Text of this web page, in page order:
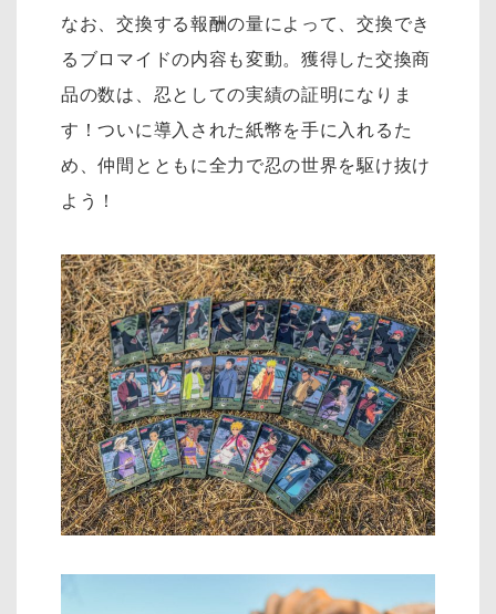
なお、交換する報酬の量によって、交換でき
るブロマイドの内容も変動。獲得した交換商
品の数は、忍としての実績の証明になりま
す！ついに導入された紙幣を手に入れるた
め、仲間とともに全力で忍の世界を駆け抜け
よう！